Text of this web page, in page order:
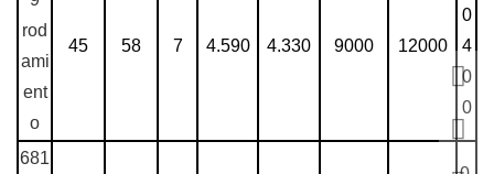
rod
ami
ent
o
45 58 7 4.590 4.330 9000 12000
0
4
0
0
681